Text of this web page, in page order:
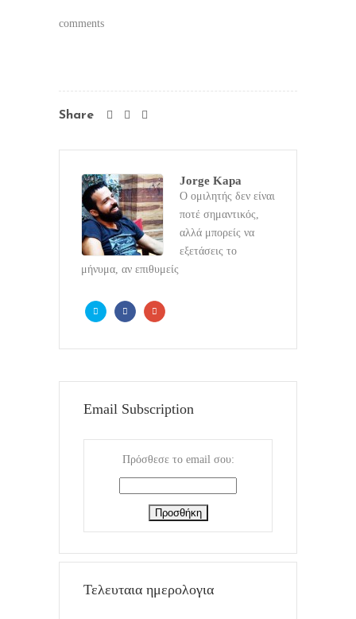
comments
Share
Jorge Kapa
Ο ομιλητής δεν είναι
ποτέ σημαντικός,
αλλά μπορείς να
εξετάσεις το
μήνυμα, αν επιθυμείς
Email Subscription
Πρόσθεσε το email σου:
Τελευταια ημερολογια